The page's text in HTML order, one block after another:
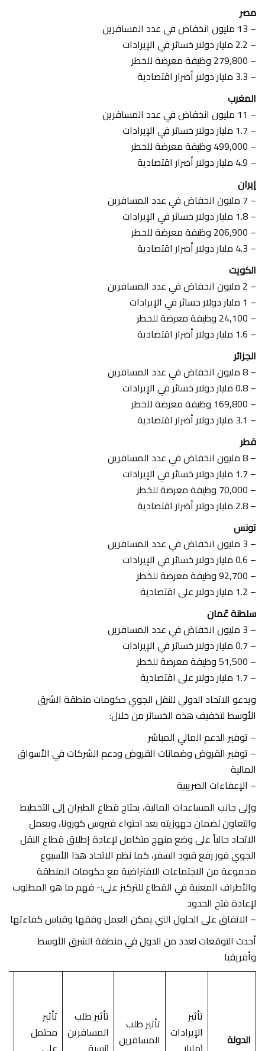
مصر
– 13 مليون انخفاض في عدد المسافرين
– 2.2 مليار دولار خسائر في الإيرادات
– 279,800 وظيفة معرضة للخطر
– 3.3 مليار دولار أضرار اقتصادية
المغرب
– 11 مليون انخفاض في عدد المسافرين
– 1.7 مليار دولار خسائر في الإيرادات
– 499,000 وظيفة معرضة للخطر
– 4.9 مليار دولار أضرار اقتصادية
إيران
– 7 مليون انخفاض في عدد المسافرين
– 1.8 مليار دولار خسائر في الإيرادات
– 206,900 وظيفة معرضة للخطر
– 4.3 مليار دولار أضرار اقتصادية
الكويت
– 2 مليون انخفاض في عدد المسافرين
– 1 مليار دولار خسائر في الإيرادات
– 24,100 وظيفة معرضة للخطر
– 1.6 مليار دولار أضرار اقتصادية
الجزائر
– 8 مليون انخفاض في عدد المسافرين
– 0.8 مليار دولار خسائر في الإيرادات
– 169,800 وظيفة معرضة للخطر
– 3.1 مليار دولار أضرار اقتصادية
قطر
– 8 مليون انخفاض في عدد المسافرين
– 1.7 مليار دولار خسائر في الإيرادات
– 70,000 وظيفة معرضة للخطر
– 2.8 مليار دولار أضرار اقتصادية
تونس
– 3 مليون انخفاض في عدد المسافرين
– 0.6 مليار دولار خسائر في الإيرادات
– 92,700 وظيفة معرضة للخطر
– 1.2 مليار دولار على اقتصادية
سلطنة عٌمان
– 3 مليون انخفاض في عدد المسافرين
– 0.7 مليار دولار خسائر في الإيرادات
– 51,500 وظيفة معرضة للخطر
– 1.7 مليار دولار على اقتصادية
ويدعو الاتحاد الدولي للنقل الجوي حكومات منطقة الشرق
الأوسط لتخفيف هذه الخسائر من خلال:
– توفير الدعم المالي المباشر
– توفير القروض وضمانات القروض ودعم الشركات في الأسواق
المالية
– الإعفاءات الضريبية
وإلى جانب المساعدات المالية، يحتاج قطاع الطيران إلى التخطيط
والتعاون لضمان جهوزيته بعد احتواء فيروس كورونا، ويعمل
الاتحاد حالياً على وضع منهج متكامل لإعادة إطلاق قطاع النقل
الجوي فور رفع قيود السفر، كما نظم الاتحاد هذا الأسبوع
مجموعة من الاجتماعات الافتراضية مع حكومات المنطقة
والأطراف المعنية في القطاع للتركيز على:- فهم ما هو المطلوب
لإعادة فتح الحدود
– الاتفاق على الحلول التي يمكن العمل وفقها وقياس كفاءتها
أحدث التوقعات لعدد من الدول في منطقة الشرق الأوسط
وأفريقيا
الدولة
تأثير
الإيرادات تأثير طلب
المسافرين
تأثير طلب
المسافرين
تأثير
محتمل